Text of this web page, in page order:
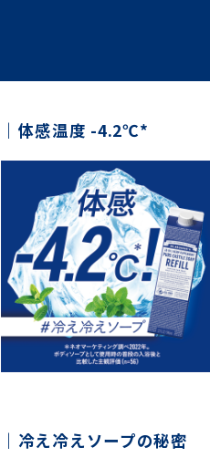
体感温度 -4.2℃*
冷え冷えソープの秘密